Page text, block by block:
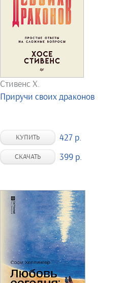
Стивенс Х.
Приручи своих драконов
КУПИТЬ 427 р.
СКАЧАТЬ 399 р.